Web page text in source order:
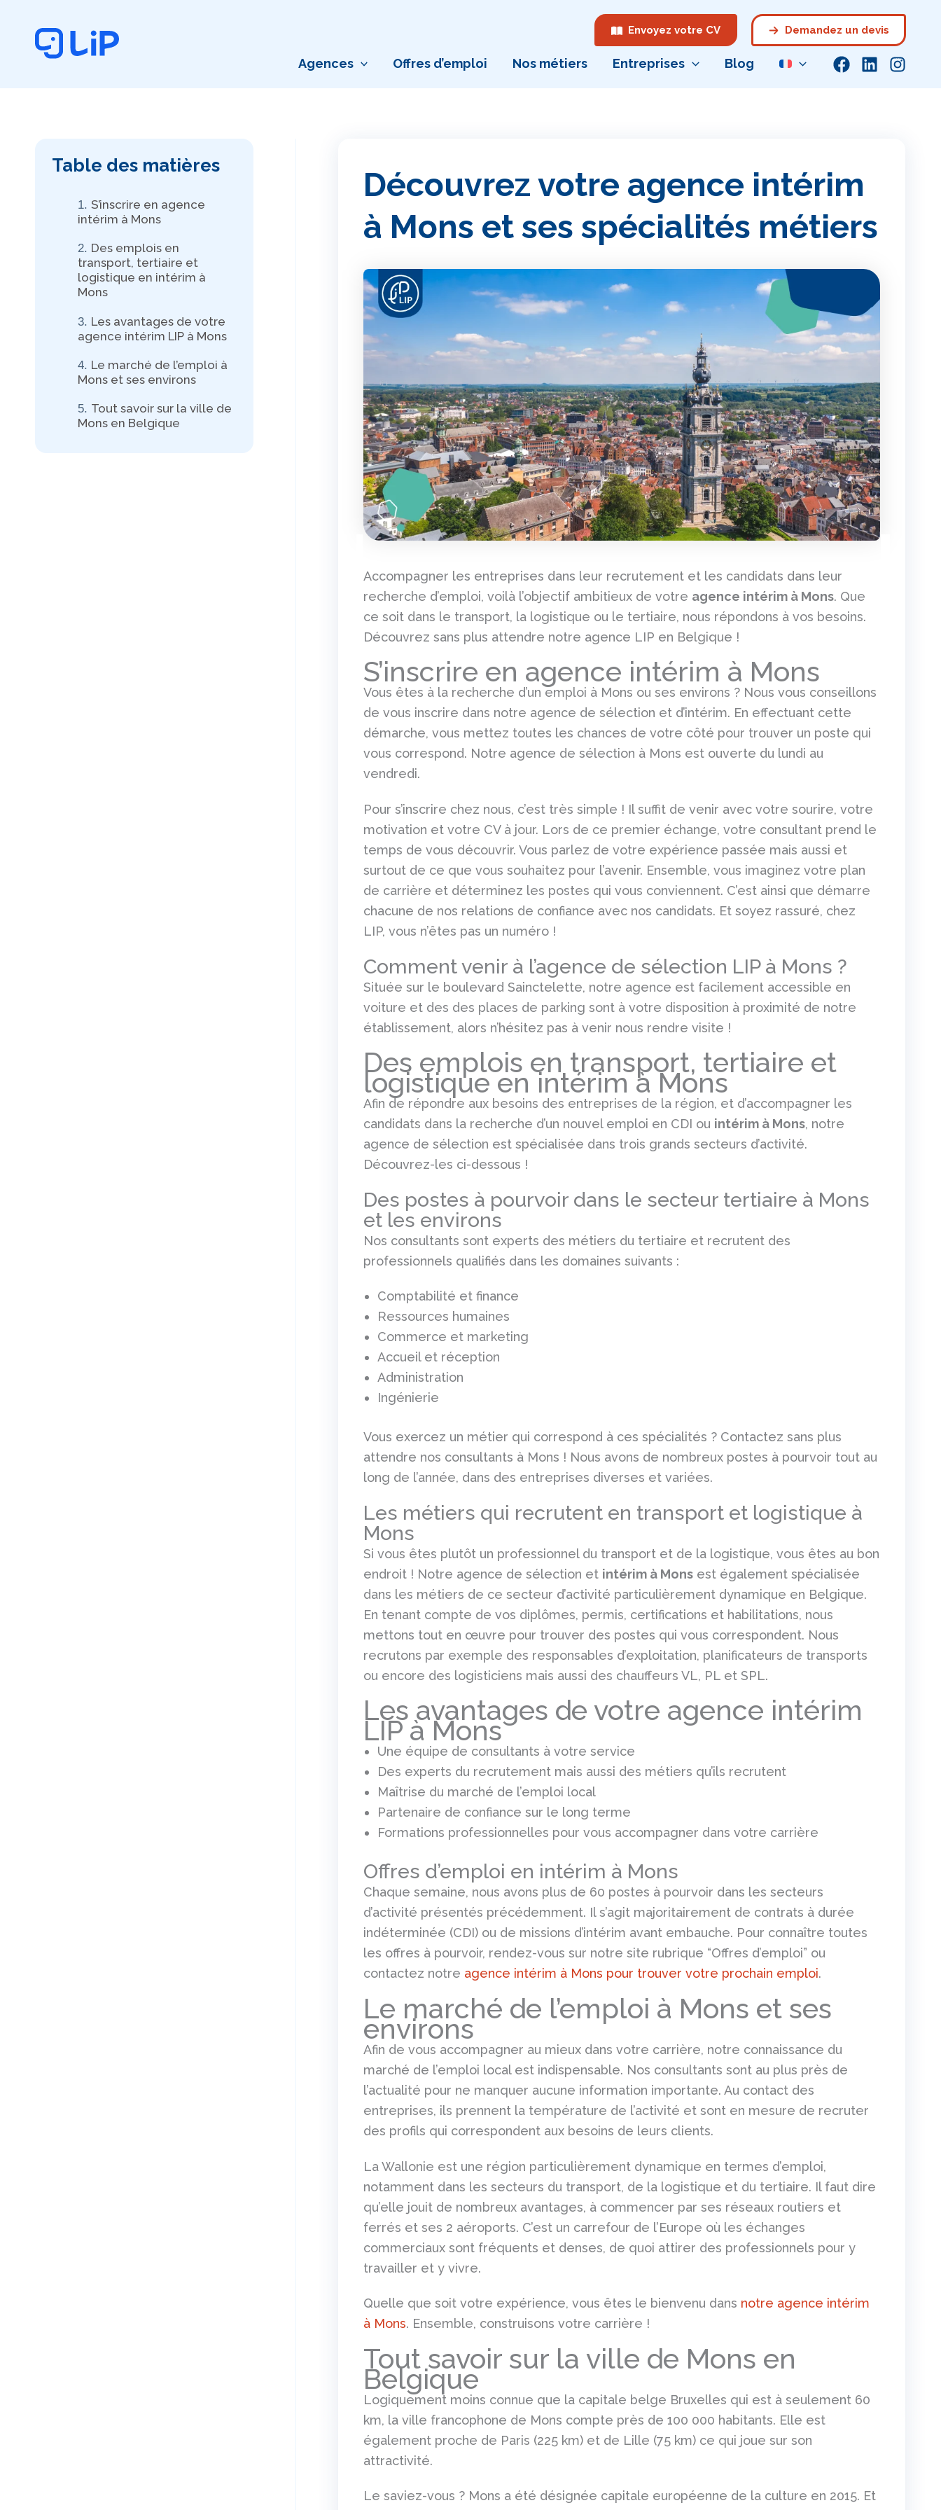
contenu
Envoyez votre CV Demandez un devis
Agences Offres d’emploi Nos métiers Entreprises Blog
Table des matières
S’inscrire en agence
intérim à Mons
Des emplois en
transport, tertiaire et
logistique en intérim à
Mons
Les avantages de votre
agence intérim LIP à Mons
Le marché de l’emploi à
Mons et ses environs
Tout savoir sur la ville de
Mons en Belgique
Découvrez votre agence intérim
à Mons et ses spécialités métiers
Accompagner les entreprises dans leur recrutement et les candidats dans leur
recherche d’emploi, voilà l’objectif ambitieux de votre agence intérim à Mons. Que
ce soit dans le transport, la logistique ou le tertiaire, nous répondons à vos besoins.
Découvrez sans plus attendre notre agence LIP en Belgique !
S’inscrire en agence intérim à Mons
Vous êtes à la recherche d’un emploi à Mons ou ses environs ? Nous vous conseillons
de vous inscrire dans notre agence de sélection et d’intérim. En effectuant cette
démarche, vous mettez toutes les chances de votre côté pour trouver un poste qui
vous correspond. Notre agence de sélection à Mons est ouverte du lundi au
vendredi.
Pour s’inscrire chez nous, c’est très simple ! Il suffit de venir avec votre sourire, votre
motivation et votre CV à jour. Lors de ce premier échange, votre consultant prend le
temps de vous découvrir. Vous parlez de votre expérience passée mais aussi et
surtout de ce que vous souhaitez pour l’avenir. Ensemble, vous imaginez votre plan
de carrière et déterminez les postes qui vous conviennent. C’est ainsi que démarre
chacune de nos relations de confiance avec nos candidats. Et soyez rassuré, chez
LIP, vous n’êtes pas un numéro !
Comment venir à l’agence de sélection LIP à Mons ?
Située sur le boulevard Sainctelette, notre agence est facilement accessible en
voiture et des des places de parking sont à votre disposition à proximité de notre
établissement, alors n’hésitez pas à venir nous rendre visite !
Des emplois en transport, tertiaire et
logistique en intérim à Mons
Afin de répondre aux besoins des entreprises de la région, et d’accompagner les
candidats dans la recherche d’un nouvel emploi en CDI ou intérim à Mons, notre
agence de sélection est spécialisée dans trois grands secteurs d’activité.
Découvrez-les ci-dessous !
Des postes à pourvoir dans le secteur tertiaire à Mons
et les environs
Nos consultants sont experts des métiers du tertiaire et recrutent des
professionnels qualifiés dans les domaines suivants :
Comptabilité et finance
Ressources humaines
Commerce et marketing
Accueil et réception
Administration
Ingénierie
Vous exercez un métier qui correspond à ces spécialités ? Contactez sans plus
attendre nos consultants à Mons ! Nous avons de nombreux postes à pourvoir tout au
long de l’année, dans des entreprises diverses et variées.
Les métiers qui recrutent en transport et logistique à
Mons
Si vous êtes plutôt un professionnel du transport et de la logistique, vous êtes au bon
endroit ! Notre agence de sélection et intérim à Mons est également spécialisée
dans les métiers de ce secteur d’activité particulièrement dynamique en Belgique.
En tenant compte de vos diplômes, permis, certifications et habilitations, nous
mettons tout en œuvre pour trouver des postes qui vous correspondent. Nous
recrutons par exemple des responsables d’exploitation, planificateurs de transports
ou encore des logisticiens mais aussi des chauffeurs VL, PL et SPL.
Les avantages de votre agence intérim
LIP à Mons
Une équipe de consultants à votre service
Des experts du recrutement mais aussi des métiers qu’ils recrutent
Maîtrise du marché de l’emploi local
Partenaire de confiance sur le long terme
Formations professionnelles pour vous accompagner dans votre carrière
Offres d’emploi en intérim à Mons
Chaque semaine, nous avons plus de 60 postes à pourvoir dans les secteurs
d’activité présentés précédemment. Il s’agit majoritairement de contrats à durée
indéterminée (CDI) ou de missions d’intérim avant embauche. Pour connaître toutes
les offres à pourvoir, rendez-vous sur notre site rubrique “Offres d’emploi” ou
contactez notre agence intérim à Mons pour trouver votre prochain emploi.
Le marché de l’emploi à Mons et ses
environs
Afin de vous accompagner au mieux dans votre carrière, notre connaissance du
marché de l’emploi local est indispensable. Nos consultants sont au plus près de
l’actualité pour ne manquer aucune information importante. Au contact des
entreprises, ils prennent la température de l’activité et sont en mesure de recruter
des profils qui correspondent aux besoins de leurs clients.
La Wallonie est une région particulièrement dynamique en termes d’emploi,
notamment dans les secteurs du transport, de la logistique et du tertiaire. Il faut dire
qu’elle jouit de nombreux avantages, à commencer par ses réseaux routiers et
ferrés et ses 2 aéroports. C’est un carrefour de l’Europe où les échanges
commerciaux sont fréquents et denses, de quoi attirer des professionnels pour y
travailler et y vivre.
Quelle que soit votre expérience, vous êtes le bienvenu dans notre agence intérim
à Mons. Ensemble, construisons votre carrière !
Tout savoir sur la ville de Mons en
Belgique
Logiquement moins connue que la capitale belge Bruxelles qui est à seulement 60
km, la ville francophone de Mons compte près de 100 000 habitants. Elle est
également proche de Paris (225 km) et de Lille (75 km) ce qui joue sur son
attractivité.
Le saviez-vous ? Mons a été désignée capitale européenne de la culture en 2015. Et